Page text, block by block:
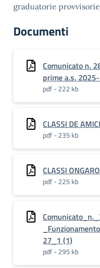
graduatorie
Documenti
Comunicato n.
prime a.s.
pdf - 222 kb
CLASSI DE
pdf - 235 kb
CLASSI
pdf - 225 kb
27_1 (1)
pdf - 295 kb